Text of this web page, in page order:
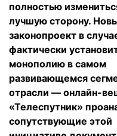
полностью
лучшую сторону.
законопроект в
фактически
монополию в самом
развивающемся
отрасли — онлайн-
«Телеспутник»
сопутствующие этой